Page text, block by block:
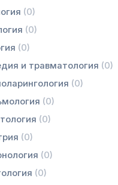
(0)
(0)
(0)
и травматология (0)
(0)
(0)
(0)
(0)
(0)
(0)